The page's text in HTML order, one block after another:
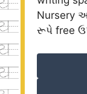
Nursery
રૂપે free